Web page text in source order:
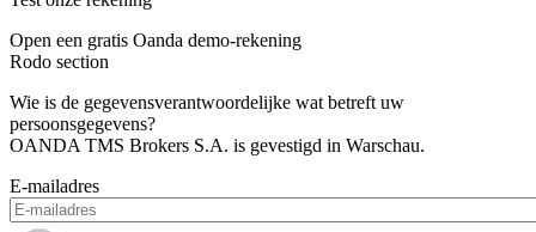
Open een gratis Oanda demo-rekening
Rodo section
Wie is de gegevensverantwoordelijke wat betreft uw
persoonsgegevens?
OANDA TMS Brokers S.A. is gevestigd in Warschau.
E-mailadres